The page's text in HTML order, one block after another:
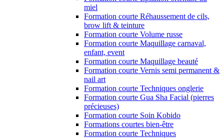
miel
Formation courte Réhaussement de cils,
brow lift & teinture
Formation courte Volume russe
Formation courte Maquillage carnaval,
enfant, event
Formation courte Maquillage beauté
Formation courte Vernis semi permanent &
nail art
Formation courte Techniques onglerie
Formation courte Gua Sha Facial (pierres
précieuses)
Formation courte Soin Kobido
Formations courtes bien-être
Formation courte Techniques